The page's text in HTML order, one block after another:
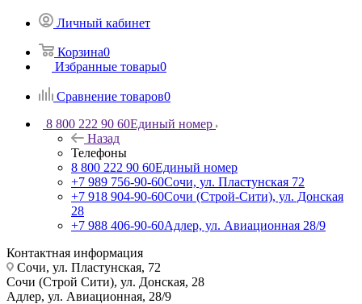
Личный кабинет
Корзина0
Избранные товары0
Сравнение товаров0
8 800 222 90 60Единый номер
Назад
Телефоны
8 800 222 90 60Единый номер
+7 989 756-90-60Сочи, ул. Пластунская 72
+7 918 904-90-60Сочи (Строй-Сити), ул. Донская
28
+7 988 406-90-60Адлер, ул. Авиационная 28/9
Контактная информация
Сочи, ул. Пластунская, 72
Сочи (Строй Сити), ул. Донская, 28
Адлер, ул. Авиационная, 28/9